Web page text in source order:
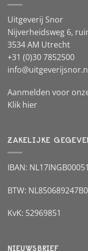
Uitgeverij Snor
Nijverheidsweg 6,
3534 AM Utrecht
+31 (0)30 7852500
Aanmelden voor
Klik hier
ZAKELIJKE
IBAN:
BTW:
KvK: 52969851
NIEUWSBRIEF